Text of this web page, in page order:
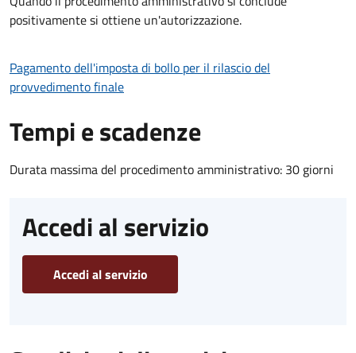
positivamente si ottiene un'autorizzazione.
Pagamento dell'imposta di bollo per il rilascio del
provvedimento finale
Tempi e scadenze
Durata massima del procedimento amministrativo: 30 giorni
Accedi al servizio
Accedi al servizio